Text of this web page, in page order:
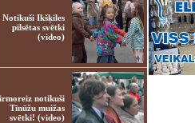
Notikuši Ikšķiles
pilsētas svētki
(video)
notikuši
Tīnūžu muižas
svētki! (video)